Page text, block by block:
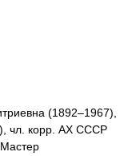
(1892–1967),
чл. корр. АХ СССР